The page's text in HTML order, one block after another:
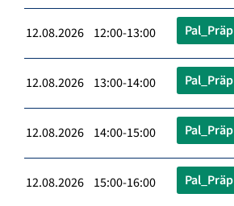
12.08.2026 12:00-13:00 Pal_Präp
12.08.2026 13:00-14:00 Pal_Präp
12.08.2026 14:00-15:00 Pal_Präp
12.08.2026 15:00-16:00 Pal_Präp